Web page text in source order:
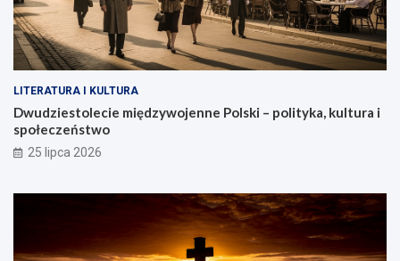
LITERATURA I KULTURA
Dwudziestolecie międzywojenne Polski – polityka, kultura i
społeczeństwo
25 lipca 2026